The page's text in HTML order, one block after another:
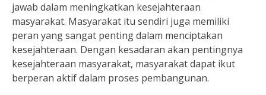
jawab dalam meningkatkan kesejahteraan
masyarakat. Masyarakat itu sendiri juga memiliki
peran yang sangat penting dalam menciptakan
kesejahteraan. Dengan kesadaran akan pentingnya
kesejahteraan masyarakat, masyarakat dapat ikut
berperan aktif dalam proses pembangunan.